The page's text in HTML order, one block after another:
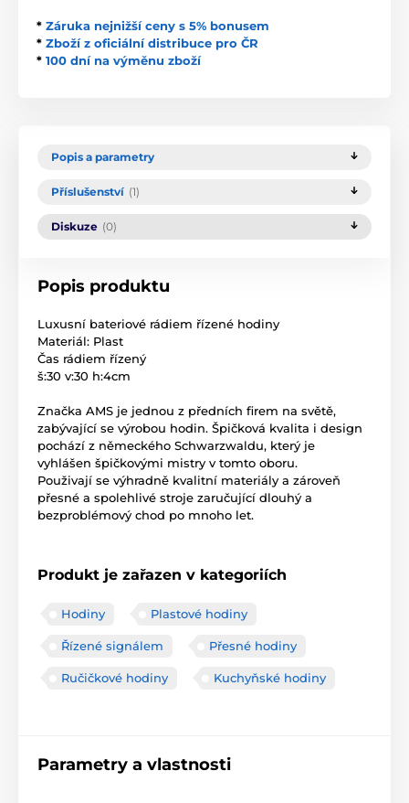
* Záruka nejnižší ceny s 5% bonusem
* Zboží z oficiální distribuce pro ČR
* 100 dní na výměnu zboží
Popis a parametry
Příslušenství (1)
Diskuze (0)
Popis produktu
Luxusní bateriové rádiem řízené hodiny
Materiál: Plast
Čas rádiem řízený
š:30 v:30 h:4cm
Značka AMS je jednou z předních firem na světě,
zabývající se výrobou hodin. Špičková kvalita i design
pochází z německého Schwarzwaldu, který je
vyhlášen špičkovými mistry v tomto oboru.
Použivají se výhradně kvalitní materiály a zároveň
přesné a spolehlivé stroje zaručující dlouhý a
bezproblémový chod po mnoho let.
Produkt je zařazen v kategoriích
Hodiny Plastové hodiny
Řízené signálem Přesné hodiny
Ručičkové hodiny Kuchyňské hodiny
Parametry a vlastnosti